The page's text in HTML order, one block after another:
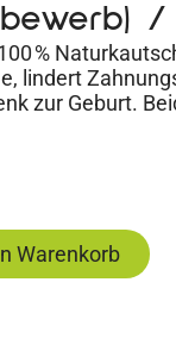
/
%
lindert
zur Geburt.
Warenkorb